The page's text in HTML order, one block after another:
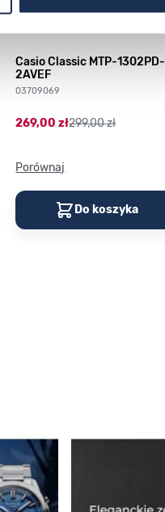
Casio Classic MTP-1302PD-
2AVEF
03709069
269,00 zł299,00 zł
Porównaj
Do koszyka